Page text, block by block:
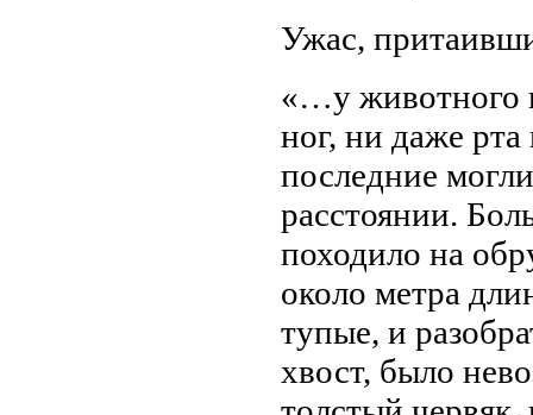
Ужас,
«…у животного
ног, ни даже рта
последние
расстоянии.
походило на
около метра
тупые, и
хвост, было